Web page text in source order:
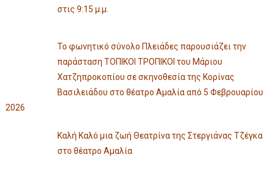
στις 9:15 μ.μ.
Το φωνητικό σύνολο Πλειάδες παρουσιάζει την
παράσταση ΤΟΠΙΚΟΙ ΤΡΟΠΙΚΟΙ του Μάριου
Χατζηπροκοπίου σε σκηνοθεσία της Κορίνας
Βασιλειάδου στο θέατρο Αμαλία από 5 Φεβρουαρίου
2026
Καλή Καλό μια ζωή Θεατρίνα της Στεργιάνας Τζέγκα
στο θέατρο Αμαλία